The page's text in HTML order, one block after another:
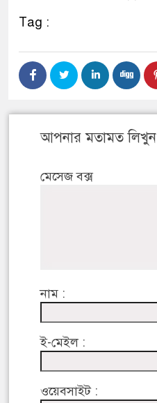
Tag :
আপনার মতামত লিখুন
মেসেজ বক্স
নাম :
ই-মেইল :
ওয়েবসাইট :